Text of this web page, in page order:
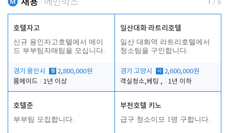
채용 메인박스 1 / 5
호텔자고
신규 용인자고호텔에서 메이
드 부부팀자매팀을 모십니다.
경기 용인시 월 2,800,000원
룸메이드
1년 이상
일산대화 라트리호텔
일산 대화역 라트리호텔에서
청소팀을 구인합니다.
경기 고양시 시
2,600,000원
객실청소,베팅 ,
1년 이하
호텔준
부부팀 모집합니다.
부천호텔 키노
급구 청소이모 1명 구합니다.